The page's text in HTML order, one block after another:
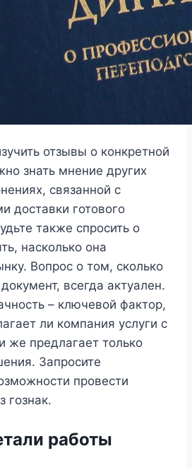
отзывы о конкретной
знать мнение других
связанной с
доставки готового
также спросить о
насколько она
Вопрос о том, сколько
всегда актуален.
– ключевой фактор,
ли компания услуги с
же предлагает только
Запросите
провести
гознак.
работы